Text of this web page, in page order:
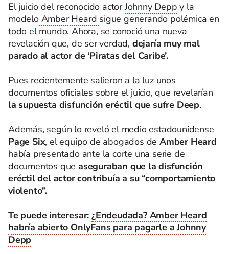
El juicio del reconocido actorJohnny Depp y la
modeloAmber Heard sigue generando polémica en
todo el mundo. Ahora, se conoció una nueva
revelación que, de ser verdad, dejaría muy mal
parado al actor de ‘Piratas del Caribe’.
Pues recientemente salieron a la luz unos
documentos oficiales sobre el juicio, que revelarían
la supuesta disfunción eréctil que sufre Deep.
Además, según lo reveló el medio estadounidense
Page Six, el equipo de abogados deAmber Heard
había presentado ante la corte una serie de
documentos queaseguraban que la disfunción
eréctil del actor contribuía a su “comportamiento
violento”.
Te puede interesar:¿Endeudada? Amber Heard
habría abierto OnlyFans para pagarle a Johnny
Depp